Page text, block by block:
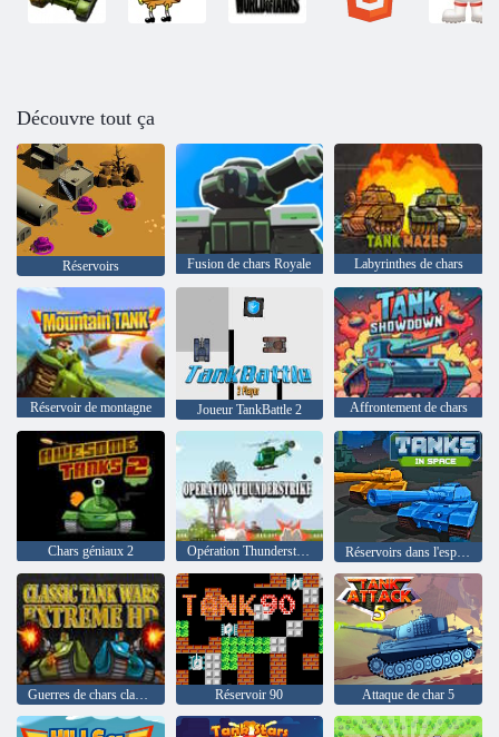
Découvre tout ça
Réservoirs Fusion de chars Royale Labyrinthes de chars
Réservoir de montagne Joueur TankBattle 2 Affrontement de chars
Chars géniaux 2 Opération Thunderstrike Réservoirs dans l'espace
Guerres de chars classiques Extreme HD Réservoir 90 Attaque de char 5